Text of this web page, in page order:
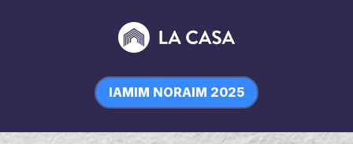
IAMIM NORAIM 2025